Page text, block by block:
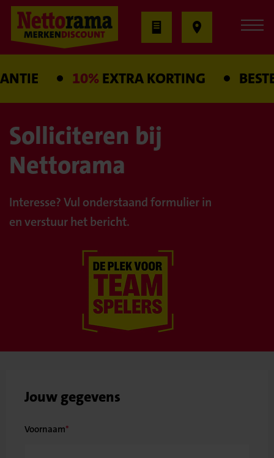
10%EXTRA KORTING BESTE
Solliciteren bij
Nettorama
Interesse? Vul onderstaand formulier in
en verstuur het bericht.
Jouw gegevens
Voornaam